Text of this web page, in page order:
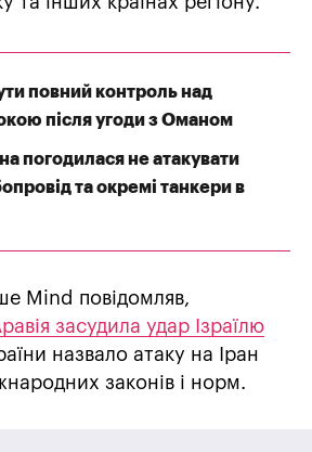
повний контроль над
після угоди з Оманом
погодилася не атакувати
та окремі танкери в
Mind повідомляв,
засудила удар Ізраїлю
назвало атаку на Іран
законів і норм.